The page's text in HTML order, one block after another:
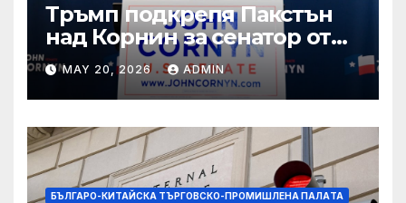
Тръмп подкрепя Пакстън
над Корнин за сенатор от
Тексас в шокираща
подкрепа
MAY 20, 2026 ADMIN
БЪЛГАРО-КИТАЙСКА ТЪРГОВСКО-ПРОМИШЛЕНА ПАЛAТА